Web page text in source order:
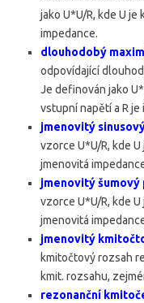
jako U*U/R, kde U
impedance.
dlouhodobý
odpovídající
Je definován jako
vstupní napětí a R je
jmenovitý
vzorce U*U/R, kde
jmenovitá
jmenovitý šumový
vzorce U*U/R, kde
jmenovitá
jmenovitý
kmitočtový rozsah
kmit. rozsahu,
rezonanční